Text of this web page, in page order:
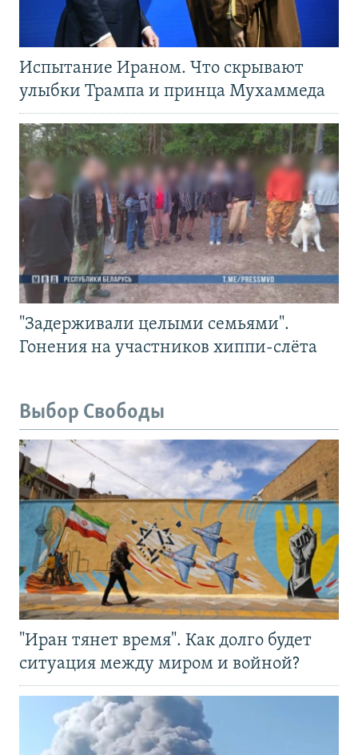
Испытание Ираном. Что скрывают
улыбки Трампа и принца Мухаммеда
"Задерживали целыми семьями".
Гонения на участников хиппи-слёта
Выбор Свободы
"Иран тянет время". Как долго будет
ситуация между миром и войной?